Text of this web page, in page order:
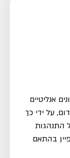
אנליטיים
על ידי כך
התנהגות
בהתאם